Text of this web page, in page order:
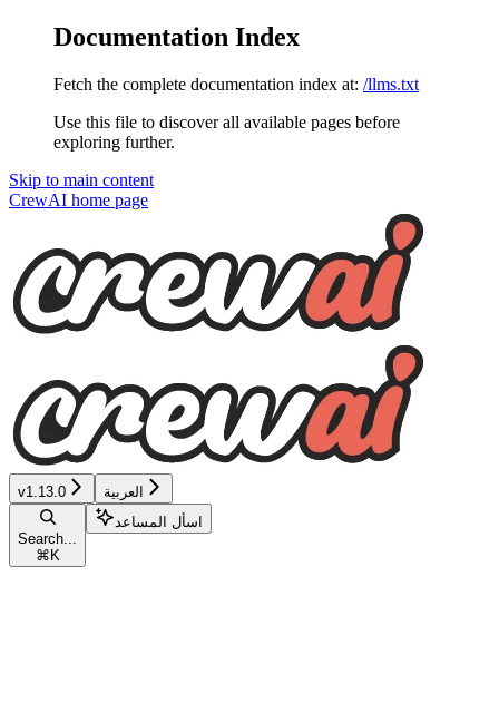
Documentation Index
Fetch the complete documentation index at: /llms.txt
Use this file to discover all available pages before
exploring further.
Skip to main content
CrewAI home page
v1.13.0 العربية
Search...
⌘ K
اسأل المساعد